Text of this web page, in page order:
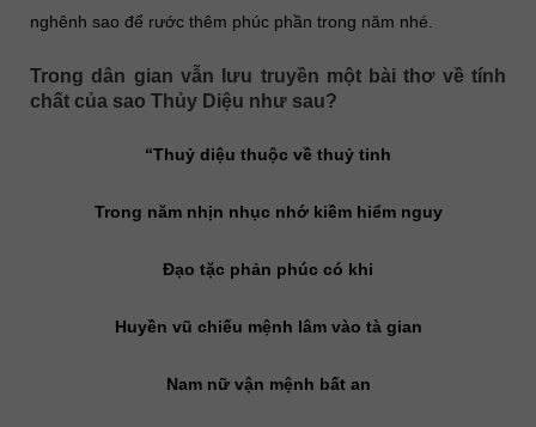
nghênh sao để rước thêm phúc phần trong năm nhé.
Trong dân gian vẫn lưu truyền một bài thơ về tính
chất của sao Thủy Diệu như sau?
“Thuỷ diệu thuộc về thuỷ tinh
Trong năm nhịn nhục nhớ kiềm hiểm nguy
Đạo tặc phản phúc có khi
Huyền vũ chiếu mệnh lâm vào tà gian
Nam nữ vận mệnh bất an